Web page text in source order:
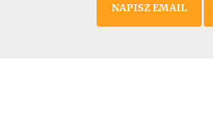
NAPISZ EMAIL